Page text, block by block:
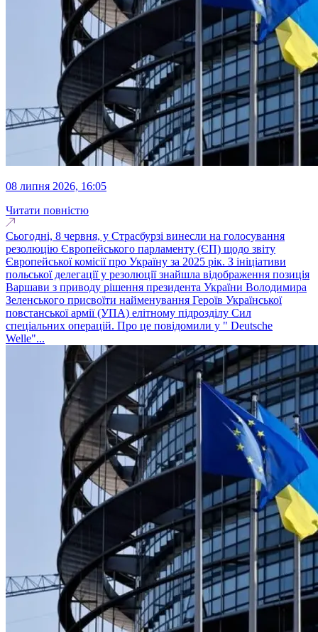
08 липня 2026, 16:05
Читати повністю
Сьогодні, 8 червня, у Страсбурзі винесли на голосування
резолюцію Європейського парламенту (ЄП) щодо звіту
Європейської комісії про Україну за 2025 рік. З ініціативи
польської делегації у резолюції знайшла відображення позиція
Варшави з приводу рішення президента України Володимира
Зеленського присвоїти найменування Героїв Української
повстанської армії (УПА) елітному підрозділу Сил
спеціальних операцій. Про це повідомили у " Deutsche
Welle"...